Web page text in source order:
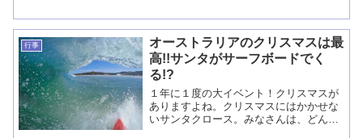
島」って聞いたことがありますか？ この
島は、ホワイトじゃなくてレッドに染ま
るら...
行事
オーストラリアのクリスマスは最
高!!サンタがサーフボードでく
る!?
１年に１度の大イベント！クリスマスが
ありますよね。クリスマスにはかかせな
いサンタクロース。みなさんは、どんな